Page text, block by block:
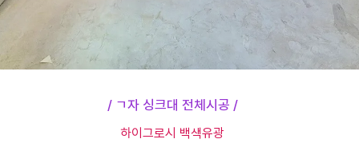
ㄱ자 싱크대 전체시공
하이그로시 백색유광